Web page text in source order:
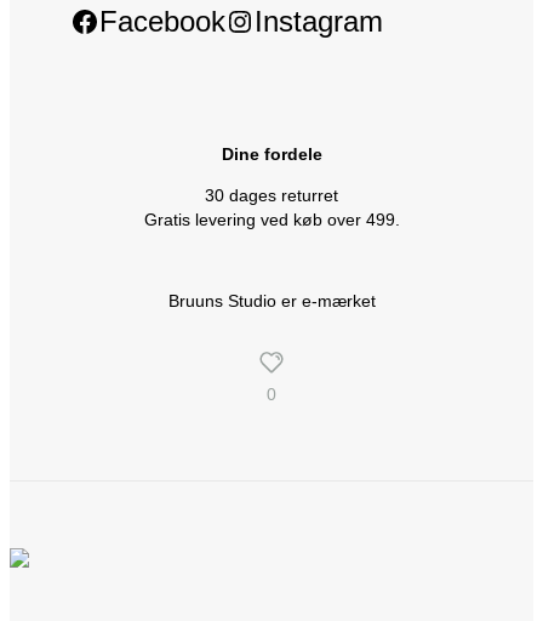
Facebook Instagram
Dine fordele
30 dages returret
Gratis levering ved køb over 499.
Bruuns Studio er e-mærket
0